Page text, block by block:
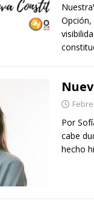
Por
cabe
hecho